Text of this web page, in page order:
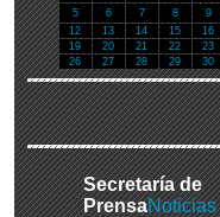
5
6 7 8 9
12
13 14 15 16
19
20 21 22 23
26
27 28 29 30
Secretaría de
PrensaNoticias